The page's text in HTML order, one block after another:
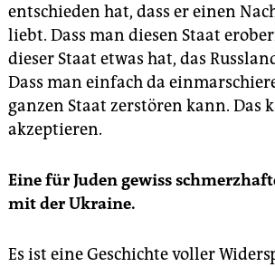
entschieden hat, dass er einen
liebt. Dass man diesen Staat
dieser Staat etwas hat, das
Dass man einfach da
ganzen Staat zerstören kann. Das
akzeptieren.
Eine für Juden gewiss
mit der Ukraine.
Es ist eine Geschichte voller